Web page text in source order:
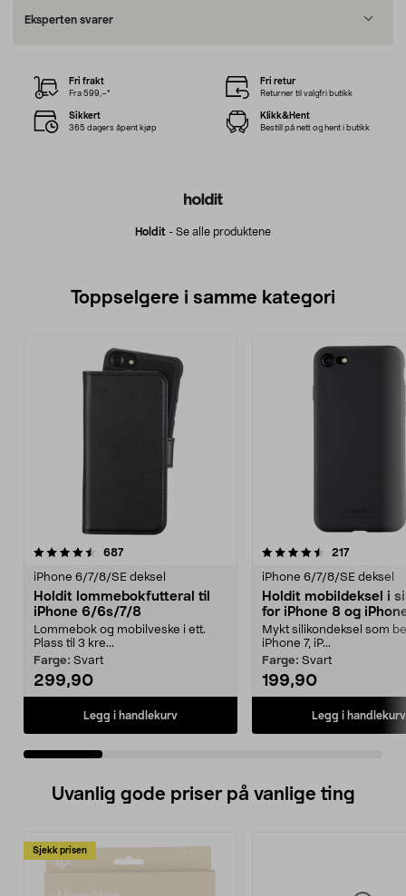
Eksperten svarer
Holdit - Se alle produktene
Fri frakt
Fra 599,–*
Fri retur
Returner til valgfri butikk
Sikkert
365 dagers åpent kjøp
Klikk&Hent
Bestill på nett og hent i butikk
Toppselgere i samme kategori
687anmeldelser
iPhone 6/7/8/SE deksel
Holdit lommebokfutteral til
iPhone 6/6s/7/8
Lommebok og mobilveske i ett.
Plass til 3 kre...
Farge: Svart
299,90
Legg i handlekurv
4.5 av 5 stjerner 217
iPhone 6/7/8/SE deksel
Holdit mobildeksel i
for iPhone 8 og
2020
Mykt silikondeksel som
iPhone 7, iP...
Farge: Svart
199,90
Legg i handlekurv
4.5 av 5 stjerner
Uvanlig gode priser på vanlige ting
Sjekk prisen